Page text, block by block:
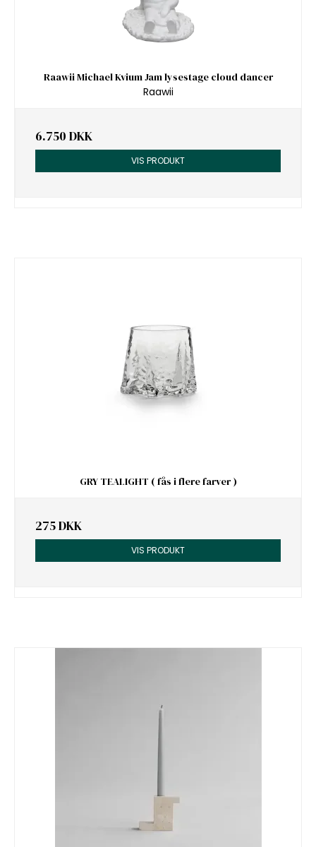
Raawii Michael Kvium Jam lysestage cloud dancer
Raawii
6.750 DKK
VIS PRODUKT
GRY TEALIGHT ( fås i flere farver )
275 DKK
VIS PRODUKT